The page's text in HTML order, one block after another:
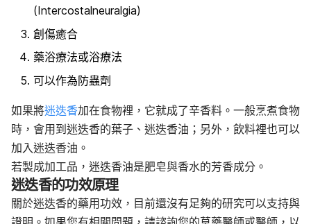
(Intercostalneuralgia)
創傷癒合
藥浴療法或浴療法
可以作為防蟲劑
如果將迷迭香加在食物裡，它就成了辛香料。一般烹煮食物
時，會用到迷迭香的葉子、迷迭香油；另外，飲料裡也可以
加入迷迭香油。
若製成加工品，迷迭香油是肥皂與香水的芳香成分。
迷迭香的功效原理
關於迷迭香的藥用功效，目前還沒有足夠的研究可以支持與